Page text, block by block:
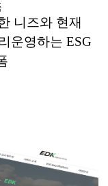
니즈와현재
운영하는 ESG